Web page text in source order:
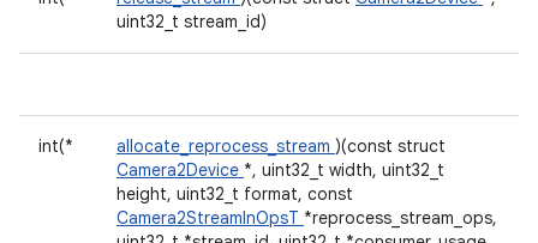
uint32_t stream_id)
int(* allocate_reprocess_stream )(const struct
Camera2Device *, uint32_t width, uint32_t
height, uint32_t format, const
Camera2StreamInOpsT *reprocess_stream_ops,